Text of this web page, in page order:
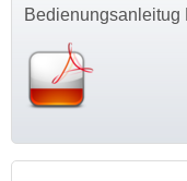
Bedienungsanleitug